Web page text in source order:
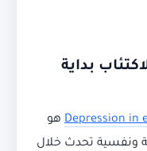
بداية
Depression in هو
ونفسية تحدث خلال